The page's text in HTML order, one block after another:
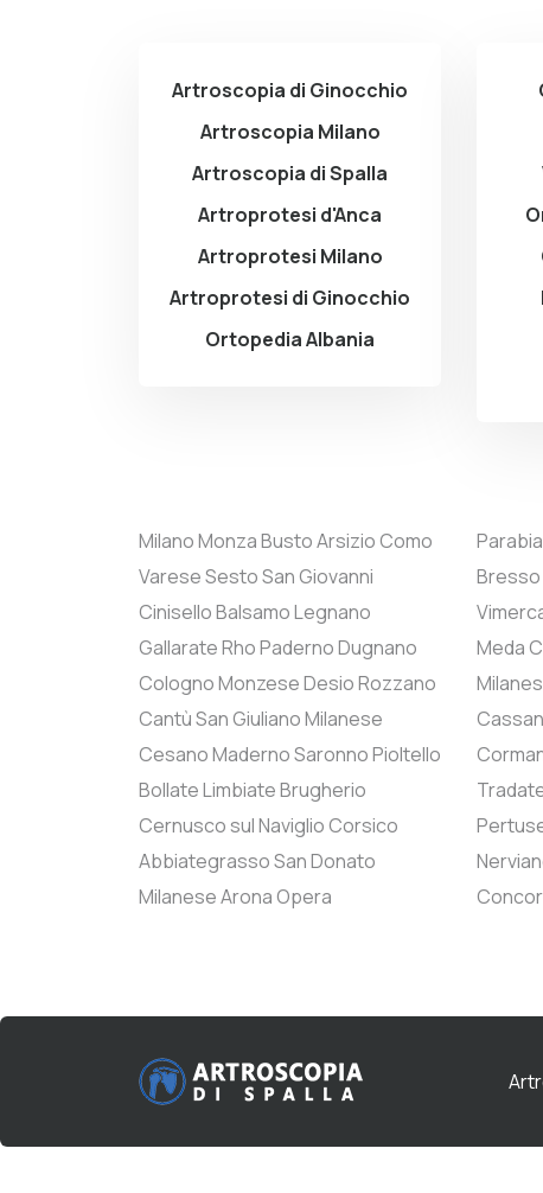
Artroscopia di Ginocchio
Artroscopia Milano
Artroscopia di Spalla
Artroprotesi d'Anca
Artroprotesi Milano
Artroprotesi di Ginocchio
Ortopedia Albania
MilanoMonzaBusto Arsizio Como
VareseSesto San Giovanni
Cinisello BalsamoLegnano
GallarateRhoPaderno Dugnano
Cologno MonzeseDesioRozzano
CantùSan Giuliano Milanese
Cesano MadernoSaronnoPioltello
BollateLimbiateBrugherio
Cernusco sul Naviglio Corsico
AbbiategrassoSan Donato
MilaneseArona Opera
Bresso
Meda